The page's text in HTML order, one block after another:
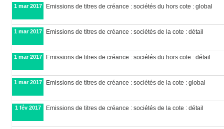
1 mar 2017 Emissions de titres de créance : sociétés du hors cote : global
1 mar 2017 Emissions de titres de créance : sociétés de la cote : détail
1 mar 2017 Emissions de titres de créance : sociétés du hors cote : détail
1 mar 2017 Emissions de titres de créance : sociétés de la cote : global
1 fév 2017 Emissions de titres de créance : sociétés de la cote : détail